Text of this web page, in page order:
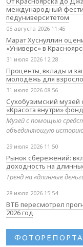
международный
педуниверситетом
05 августа 2026 11:45
Марат Хуснуллин
«Универс» в
31 июля 2026 12:28
Проценты, вклады и
молодёжь для
31 июля 2026 08:56
Сухобузимский музей
«Красота внутри»
Музей с помощью
объединяющую историю
29 июля 2026 11:50
Рынок сбережений:
доходность на
Тренд на «длинные
28 июля 2026 15:54
ВТБ пересмотрел
2026 год